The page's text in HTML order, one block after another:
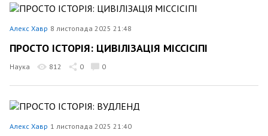
Алекс Хавр 8 листопада 2025 21:48
ПРОСТО ІСТОРІЯ: ЦИВІЛІЗАЦІЯ МІССІСІПІ
Наука 812 0 0
Алекс Хавр 1 листопада 2025 21:40